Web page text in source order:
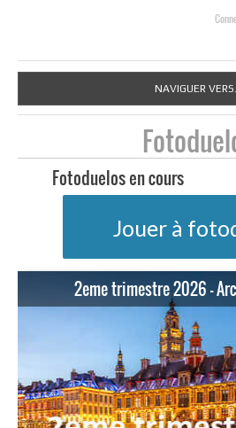
NAVIGUER
Fotoduelos en cours
Jouer à
2eme trimestre 2026 -